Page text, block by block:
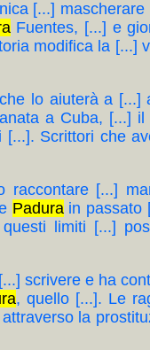
[...]
Fuentes, [...] e
modifica la [...]
lo aiuterà a
a Cuba, [...] il
Scrittori che
[...]
Padurain passato
limiti [...]
scrivere e ha
, quello [...]. Le
la